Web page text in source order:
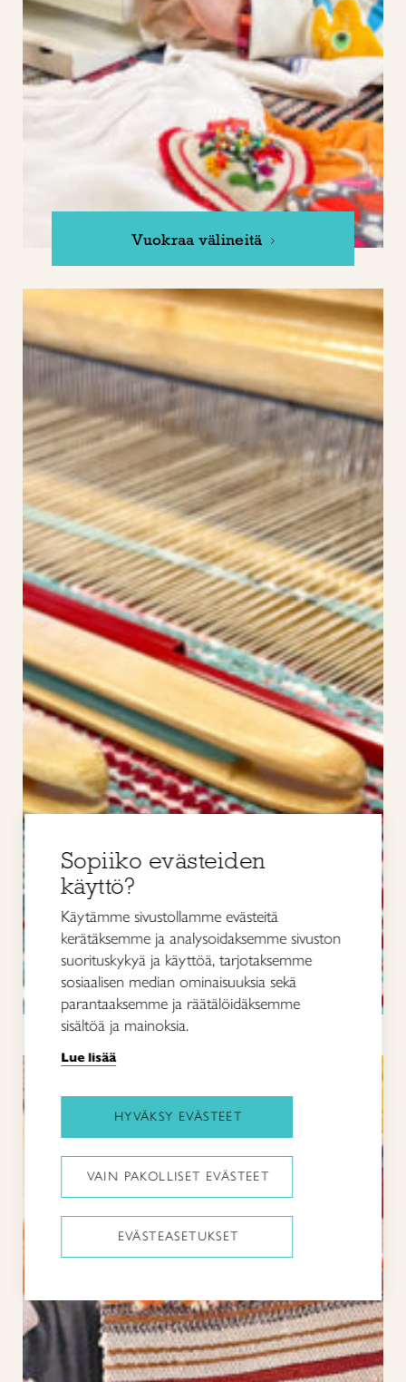
Vuokraa välineitä
Loimikauppa
Sopiiko evästeiden
käyttö?
Käytämme sivustollamme evästeitä
kerätäksemme ja analysoidaksemme sivuston
suorituskykyä ja käyttöä, tarjotaksemme
sosiaalisen median ominaisuuksia sekä
parantaaksemme ja räätälöidäksemme
sisältöä ja mainoksia.
Lue lisää
HYVÄKSY EVÄSTEET
VAIN PAKOLLISET EVÄSTEET
EVÄSTEASETUKSET